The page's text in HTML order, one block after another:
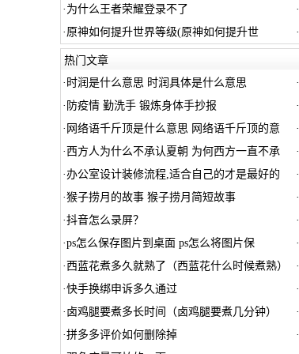
· 为什么王者荣耀登录不了 ·
· 原神如何提升世界等级(原神如何提升世 ·
热门文章
· 时润是什么意思 时润具体是什么意思 ·
· 防疫情 勤洗手 锻炼身体手抄报 ·
· 网络语千斤顶是什么意思 网络语千斤顶的意 ·
· 西方人为什么不承认夏朝 为何西方一直不承 ·
·办公室设计装修流程,适合自己的才是最好的 ·
·猴子捞月的故事 猴子捞月简短故事 ·
·抖音怎么录屏？ ·
·ps怎么保存图片到桌面 ps怎么将图片保 ·
· 西蓝花煮多久就熟了（西蓝花什么时候煮熟） ·
·快手换绑申诉多久通过 ·
· 卤鸡腿要煮多长时间（卤鸡腿要煮几分钟） ·
·拼多多评价如何删除掉 ·